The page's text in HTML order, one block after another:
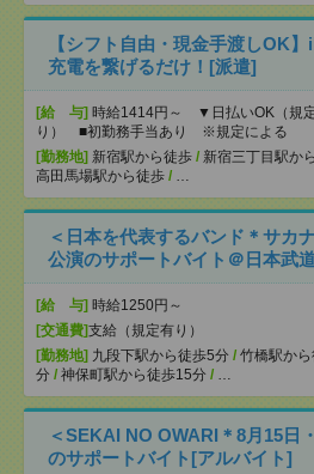
【シフト自由・現金手渡しOK
充電を繋げるだけ！[派遣]
[給 与] 時給1414円～ ▼日払いOK（規
り） ■初勤務手当あり ※規定による
[勤務地] 新宿駅から徒歩 / 新宿三丁目駅か
高田馬場駅から徒歩 / …
＜日本を代表するバンド＊サカ
公演のサポートバイト＠日本武
[給 与] 時給1250円～
[交通費]支給（規定有り）
[勤務地] 九段下駅から徒歩5分 / 竹橋駅か
分 / 神保町駅から徒歩15分 / …
＜SEKAI NO OWARI＊8月15日
のサポートバイト[アルバイト]